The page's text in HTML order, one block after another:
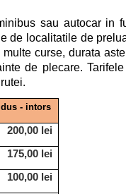
sau autocar in
de localitatile de
curse, durata
de plecare.
- intors
200,00 lei
175,00 lei
100,00 lei